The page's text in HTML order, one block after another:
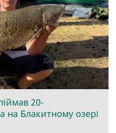
20-
на Блакитному озері